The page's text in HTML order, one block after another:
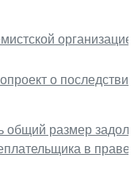
о
общий размер
в праве